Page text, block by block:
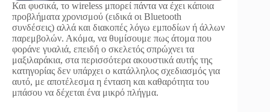
Και φυσικά, το wireless μπορεί πάντα να έχει κάποια
προβλήματα χρονισμού (ειδικά οι Bluetooth
συνδέσεις) αλλά και διακοπές λόγω εμποδίων ή άλλων
παρεμβολών. Ακόμα, να θυμίσουμε πως άτομα που
φοράνε γυαλιά, επειδή ο σκελετός σπρώχνει τα
μαξιλαράκια, στα περισσότερα ακουστικά αυτής της
κατηγορίας δεν υπάρχει ο κατάλληλος σχεδιασμός για
αυτό, με αποτέλεσμα η ένταση και καθαρότητα του
μπάσου να δέχεται ένα μικρό πλήγμα.